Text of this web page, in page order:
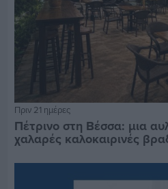
Πριν 21 ημέρες
Πέτρινο στη Βέσσα: μια
χαλαρές καλοκαιρινές